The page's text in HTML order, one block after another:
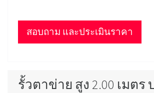
สอบถาม และประเมินราคา
รั้วตาข่าย สูง 2.00 เมตร